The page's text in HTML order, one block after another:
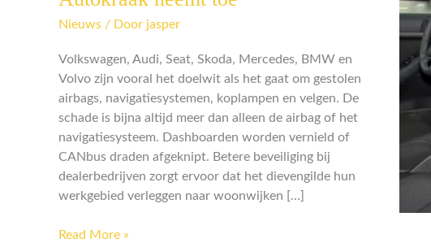
Nieuws / Door jasper
Volkswagen, Audi, Seat, Skoda, Mercedes, BMW en
Volvo zijn vooral het doelwit als het gaat om gestolen
airbags, navigatiesystemen, koplampen en velgen. De
schade is bijna altijd meer dan alleen de airbag of het
navigatiesysteem. Dashboarden worden vernield of
CANbus draden afgeknipt. Betere beveiliging bij
dealerbedrijven zorgt ervoor dat het dievengilde hun
werkgebied verleggen naar woonwijken […]
Read More »